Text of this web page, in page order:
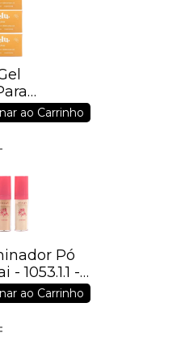
Melu - Ruby
ao Carrinho
Pó
- 1053.1.1 -
ao Carrinho